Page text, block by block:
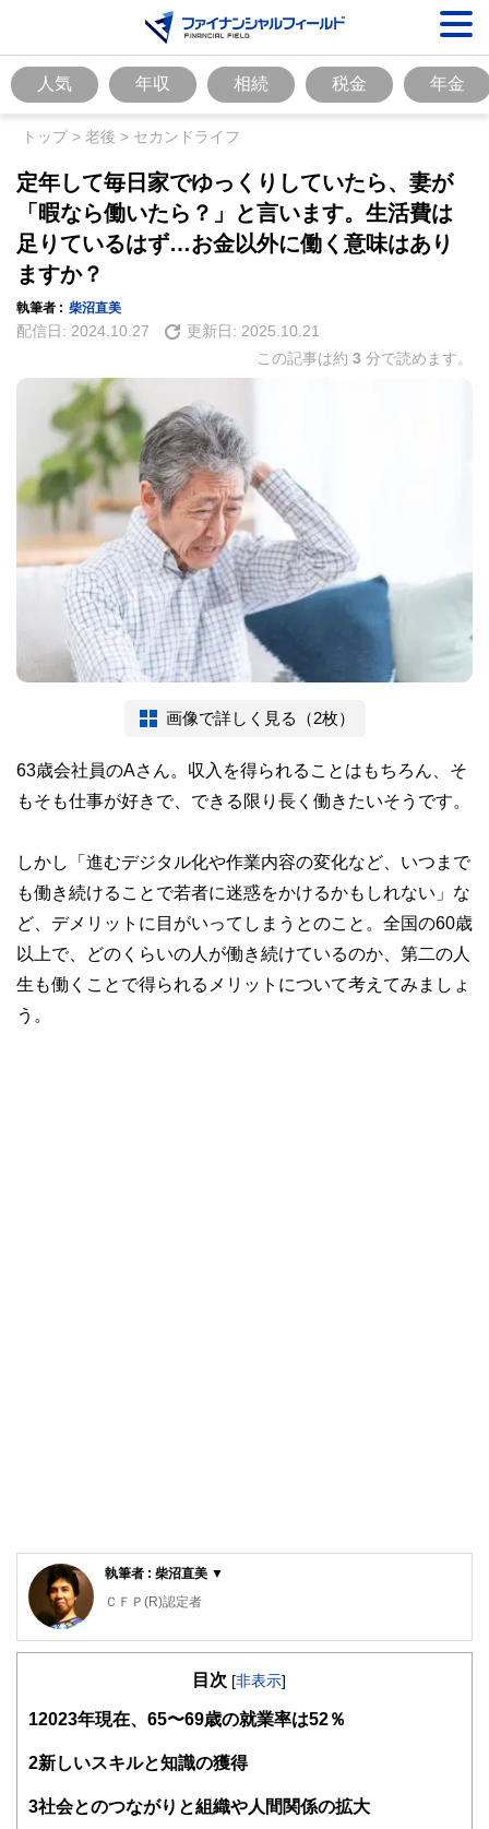
人気 年収 相続 税金 年金
トップ> 老後 > セカンドライフ
定年して毎日家でゆっくりしていたら、妻が
「暇なら働いたら？」と言います。生活費は
足りているはず…お金以外に働く意味はあり
ますか？
執筆者 : 柴沼直美
配信日: 2024.10.27 更新日: 2025.10.21
この記事は約 3 分で読めます。
画像で詳しく見る（2枚）
63歳会社員のAさん。収入を得られることはもちろん、そ
もそも仕事が好きで、できる限り長く働きたいそうです。
しかし「進むデジタル化や作業内容の変化など、いつまで
も働き続けることで若者に迷惑をかけるかもしれない」な
ど、デメリットに目がいってしまうとのこと。全国の60歳
以上で、どのくらいの人が働き続けているのか、第二の人
生も働くことで得られるメリットについて考えてみましょ
う。
執筆者 : 柴沼直美 ▼
ＣＦＰ(R)認定者
大学を卒業後、保険営業に従事したのち渡米。MBAを修得
を機に現職。3人の子育てから教育費の捻出・方法・留学ま
び・相続発生時の手続きについてもアドバイス経験多数。現
2018年5月まで日本FP協会広報スタッフ
目次 [非表示]
1 2023年現在、65〜69歳の就業率は52％
2新しいスキルと知識の獲得
3社会とのつながりと組織や人間関係の拡大